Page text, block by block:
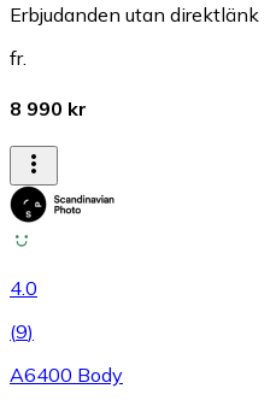
Erbjudanden utan direktlänk
fr.
8 990 kr
4.0
(9)
A6400 Body